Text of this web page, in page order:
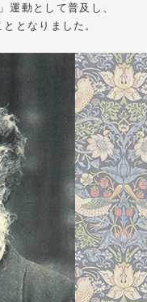
運動として普及し、
となりました。